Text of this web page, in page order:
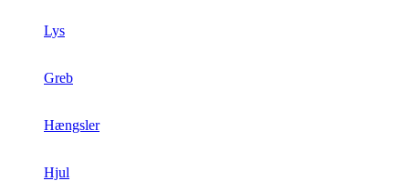
Lys
Greb
Hængsler
Hjul